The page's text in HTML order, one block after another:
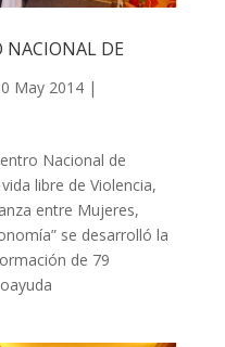
NACIONAL DE
May 2014|
Nacional de
libre de Violencia,
entre Mujeres,
se desarrolló la
de 79